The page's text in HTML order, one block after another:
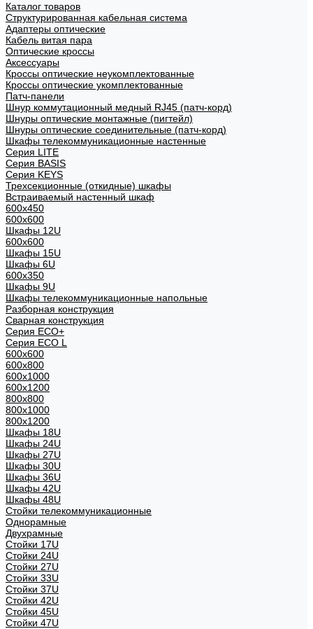
Каталог товаров
Структурированная кабельная система
Адаптеры оптические
Кабель витая пара
Оптические кроссы
Аксессуары
Кроссы оптические неукомплектованные
Кроссы оптические укомплектованные
Патч-панели
Шнур коммутационный медный RJ45 (патч-корд)
Шнуры оптические монтажные (пигтейл)
Шнуры оптические соединительные (патч-корд)
Шкафы телекоммуникационные настенные
Cерия LITE
Cерия BASIS
Cерия KEYS
Трехсекционные (откидные) шкафы
Встраиваемый настенный шкаф
600x450
600x600
Шкафы 12U
600x600
Шкафы 15U
Шкафы 6U
600x350
Шкафы 9U
Шкафы телекоммуникационные напольные
Разборная конструкция
Сварная конструкция
Серия ECO+
Серия ECO L
600x600
600x800
600х1000
600х1200
800x800
800х1000
800х1200
Шкафы 18U
Шкафы 24U
Шкафы 27U
Шкафы 30U
Шкафы 36U
Шкафы 42U
Шкафы 48U
Стойки телекоммуникационные
Однорамные
Двухрамные
Стойки 17U
Стойки 24U
Стойки 27U
Стойки 33U
Стойки 37U
Стойки 42U
Стойки 45U
Стойки 47U